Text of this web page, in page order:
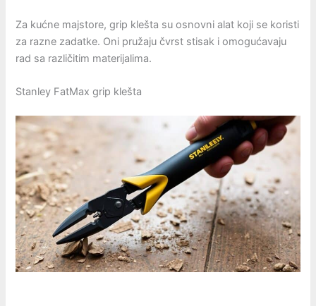
Za kućne majstore, grip klešta su osnovni alat koji se koristi
za razne zadatke. Oni pružaju čvrst stisak i omogućavaju
rad sa različitim materijalima.
Stanley FatMax grip klešta